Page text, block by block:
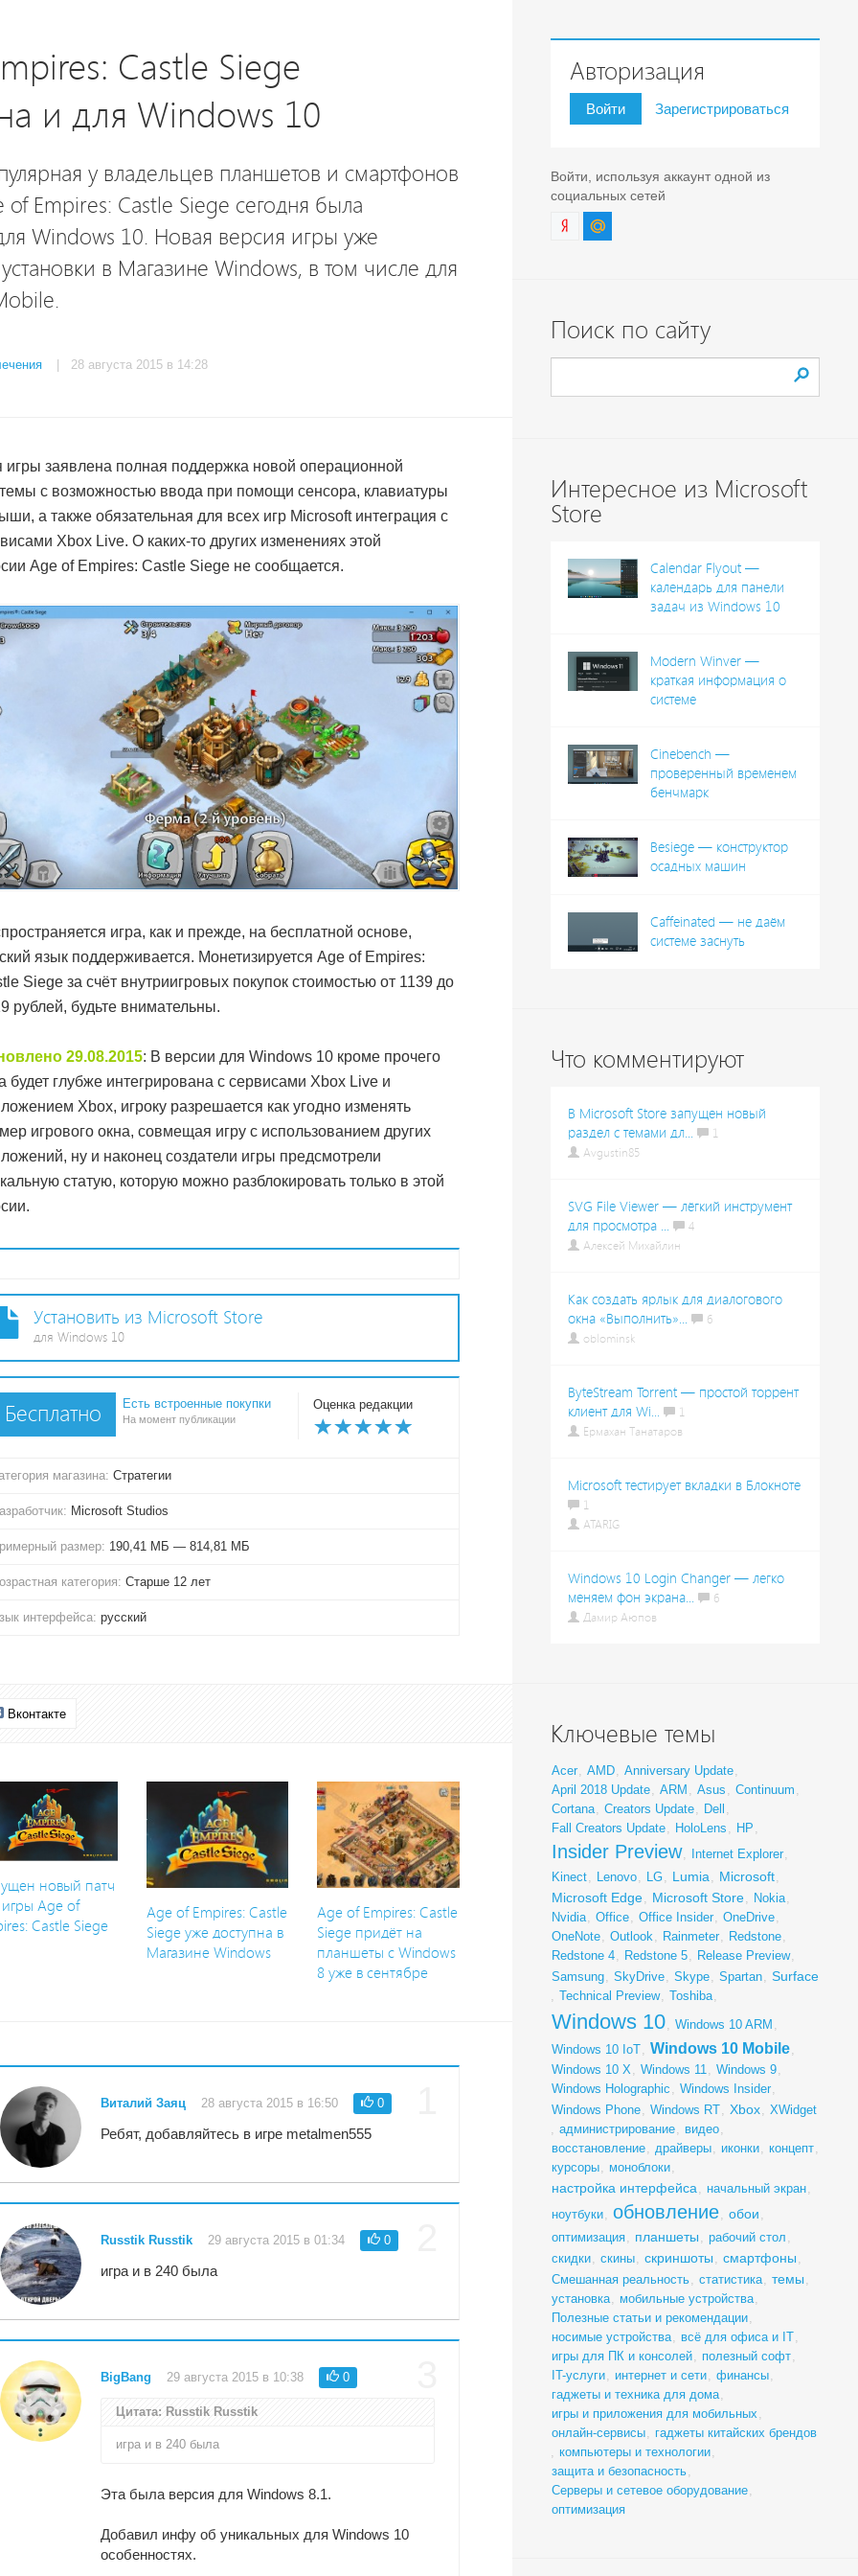
Castle Siege
и для Windows 10
у владельцев планшетов и смартфонов
of Empires: Castle Siege сегодня была
Windows 10. Новая версия игры уже
в Магазине Windows, в том числе для
| 28 августа 2015 в 14:28
игры заявлена полная поддержка новой операционной
с возможностью ввода при помощи сенсора, клавиатуры
а также обязательная для всех игр Microsoft интеграция с
Xbox Live. О каких-то других изменениях этой
Age of Empires: Castle Siege не сообщается.
игра, как и прежде, на бесплатной основе,
язык поддерживается. Монетизируется Age of Empires:
Siege за счёт внутриигровых покупок стоимостью от 1139 до
рублей, будьте внимательны.
29.08.2015: В версии для Windows 10 кроме прочего
будет глубже интегрирована с сервисами Xbox Live и
Xbox, игроку разрешается как угодно изменять
игрового окна, совмещая игру с использованием других
ну и наконец создатели игры предсмотрели
статую, которую можно разблокировать только в этой
Установить из Microsoft Store
для Windows 10
Бесплатно Есть встроенные покупки
На момент публикации
Оценка редакции
магазина: Стратегии
Microsoft Studios
размер: 190,41 МБ — 814,81 МБ
категория: Старше 12 лет
интерфейса: русский
Вконтакте
новый патч
Age of
Castle Siege
Age of Empires: Castle
Siege уже доступна в
Магазине Windows
Age of Empires: Castle
Siege придёт на
планшеты с Windows
8 уже в сентябре
Виталий Заяц 28 августа 2015 в 16:50 0
Ребят, добавляйтесь в игре metalmen555
Russtik Russtik 29 августа 2015 в 01:34 0
игра и в 240 была
BigBang 29 августа 2015 в 10:38 0
Цитата: Russtik Russtik
игра и в 240 была
Эта была версия для Windows 8.1.
Добавил инфу об уникальных для Windows 10
особенностях.
Авторизация
Войти Зарегистрироваться
Войти, используя аккаунт одной из
социальных сетей
Поиск по сайту
Интересное из Microsoft
Store
Calendar Flyout —
календарь для панели
задач из Windows 10
Modern Winver —
краткая информация о
системе
Cinebench —
проверенный временем
бенчмарк
Besiege — конструктор
осадных машин
Caffeinated — не даём
системе заснуть
Что комментируют
В Microsoft Store запущен новый
раздел с темами дл...
1
Avgustin85
SVG File Viewer — лёгкий инструмент
для просмотра ...
4
Алексей Михайлин
Как создать ярлык для диалогового
окна «Выполнить»...
6
oblominsk
ByteStream Torrent — простой торрент
клиент для Wi...
1
Ермахан Танатаров
Microsoft тестирует вкладки в Блокноте
1
ATARIG
Windows 10 Login Changer — легко
меняем фон экрана...
6
Дамир Аюпов
Ключевые темы
Acer, AMD, Anniversary Update,
April 2018 Update, ARM , Asus , Continuum ,
Cortana, Creators Update, Dell ,
Fall Creators Update, HoloLens , HP ,
Insider Preview, Internet Explorer,
Kinect, Lenovo, LG, Lumia, Microsoft,
Microsoft Edge, Microsoft Store, Nokia,
Nvidia, Office, Office Insider, OneDrive,
OneNote, Outlook, Rainmeter, Redstone,
Redstone 4, Redstone 5, Release Preview,
Samsung, SkyDrive, Skype, Spartan, Surface
, Technical Preview, Toshiba,
Windows 10, Windows 10 ARM ,
Windows 10 IoT, Windows 10 Mobile,
Windows 10 X, Windows 11, Windows 9,
Windows Holographic , Windows Insider,
Windows Phone, Windows RT, Xbox, XWidget
, администрирование, видео,
восстановление, драйверы, иконки, концепт,
курсоры, моноблоки,
настройка интерфейса, начальный экран,
ноутбуки, обновление, обои ,
оптимизация, планшеты , рабочий стол ,
скидки, скины, скриншоты , смартфоны ,
Смешанная реальность, статистика, темы ,
установка, мобильные устройства,
Полезные статьи и рекомендации,
носимые устройства, всё для офиса и IT,
игры для ПК и консолей, полезный софт,
IT-услуги, интернет и сети, финансы,
гаджеты и техника для дома,
игры и приложения для мобильных ,
онлайн-сервисы, гаджеты китайских брендов
, компьютеры и технологии,
защита и безопасность,
Серверы и сетевое оборудование,
оптимизация